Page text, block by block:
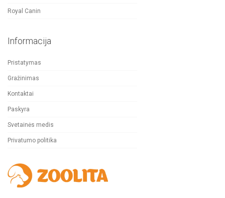
Royal Canin
Informacija
Pristatymas
Gražinimas
Kontaktai
Paskyra
Svetainės medis
Privatumo politika